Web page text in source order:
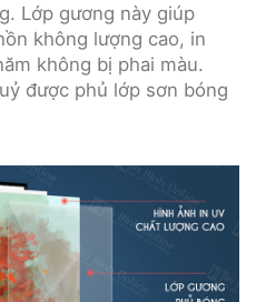
Lớp gương này giúp
không lượng cao, in
không bị phai màu.
được phủ lớp sơn bóng